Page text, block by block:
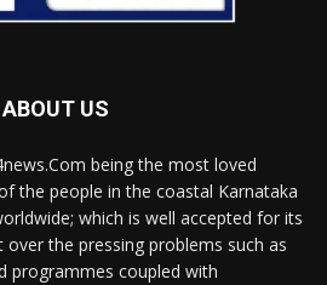
ABOUT US
being the most loved
the people in the coastal Karnataka
which is well accepted for its
the pressing problems such as
programmes coupled with